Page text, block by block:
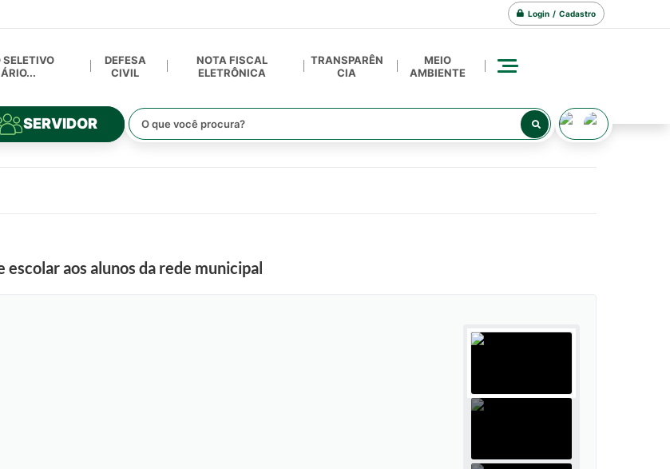
Login / Cadastro
SELETIVO
DEFESA
CIVIL
NOTA FISCAL
ELETRÔNICA
TRANSPARÊN
CIA
MEIO
AMBIENTE
SERVIDOR
aos alunos da rede municipal